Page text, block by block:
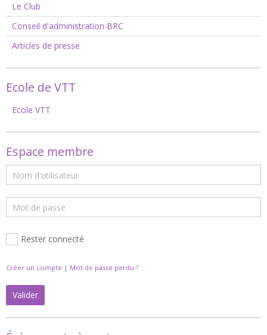
Le Club
Conseil d'administration BRC
Articles de presse
Ecole de VTT
Ecole VTT
Espace membre
Rester connecté
Créer un compte | Mot de passe perdu ?
Valider